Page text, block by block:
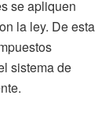
se apliquen
la ley. De esta
sistema de